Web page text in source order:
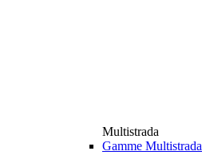
Multistrada
Gamme Multistrada